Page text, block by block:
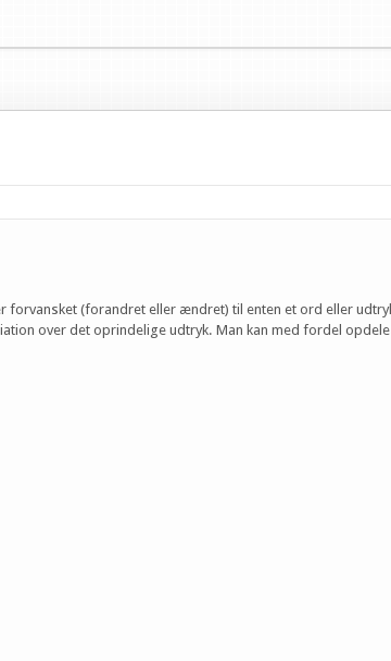
(forandret eller ændret) til enten et ord eller
over det oprindelige udtryk. Man kan med fordel